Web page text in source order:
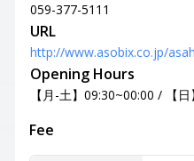
059-377-5111
URL
http://www.asobix.co.jp/
Opening Hours
【月-土】09:30~00:00 / 【
Fee